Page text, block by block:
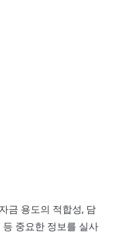
금 용도의 적합성, 담
등 중요한 정보를 실사